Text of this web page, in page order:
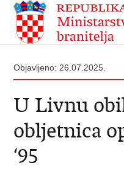
Objavljeno: 26.07.2025.
U Livnu
obljetnica
‘95